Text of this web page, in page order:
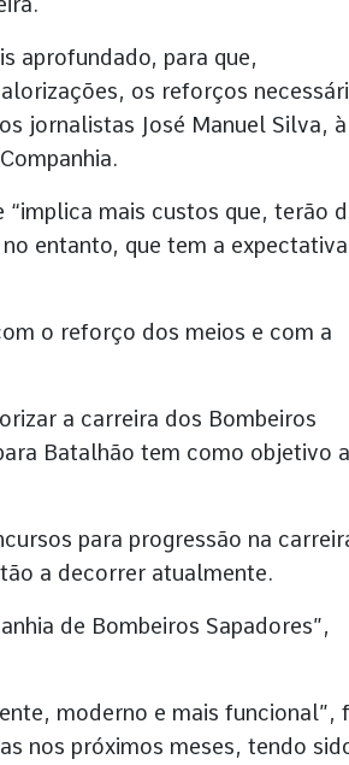
aprofundado, para que,
os reforços
jornalistas José Manuel Silva, à
mais custos que, terão
entanto, que tem a
o reforço dos meios e com a
a carreira dos Bombeiros
Batalhão tem como objetivo a
para progressão na
a decorrer atualmente.
de Bombeiros Sapadores”,
moderno e mais funcional”,
nos próximos meses, tendo